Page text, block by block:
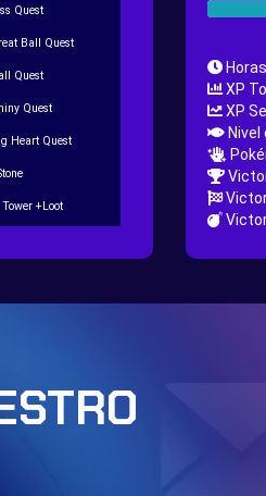
Quest
Ball Quest
Quest
Quest
Heart Quest
+Loot
XP
XP
Nivel